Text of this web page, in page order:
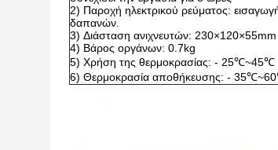
2) Παροχή ηλεκτρικού ρεύματος:
δαπανών.
3) Διάσταση ανιχνευτών: 230×120×55mm
4) Βάρος οργάνων: 0.7kg
5) Χρήση της θερμοκρασίας: - 25℃~45℃
6) Θερμοκρασία αποθήκευσης: -